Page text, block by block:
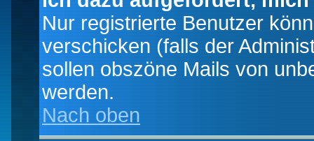
Nur registrierte Benutzer
verschicken (falls der
sollen obszöne Mails von
werden.
Nach oben